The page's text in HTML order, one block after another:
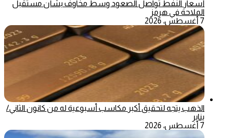
أسعار النفط تواصل الصعود وسط مخاوف بشأن مستقبل
الملاحة في هرمز
7 أغسطس، 2026
الذهب يتجه لتحقيق أكبر مكاسب أسبوعية له من كانون الثاني/
يناير
7 أغسطس، 2026